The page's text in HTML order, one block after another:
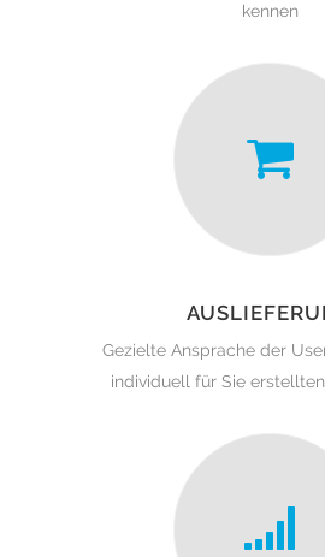
kennen
Gezielte Ansprache der
individuell für Sie